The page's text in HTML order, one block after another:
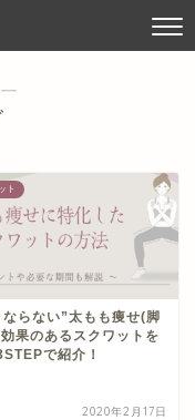
―
ト
ならない”太もも痩せ(脚
果のあるスクワットを
で紹介！
2020年2月17日